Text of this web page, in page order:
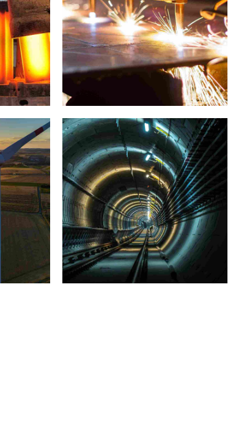
A209
Ống thép
HX
Hợp kim
Ống thép
Niken 200
Niken 201
Ống thép
605
industry materials
Prague gallery
industry laboratory
Capturing Manila